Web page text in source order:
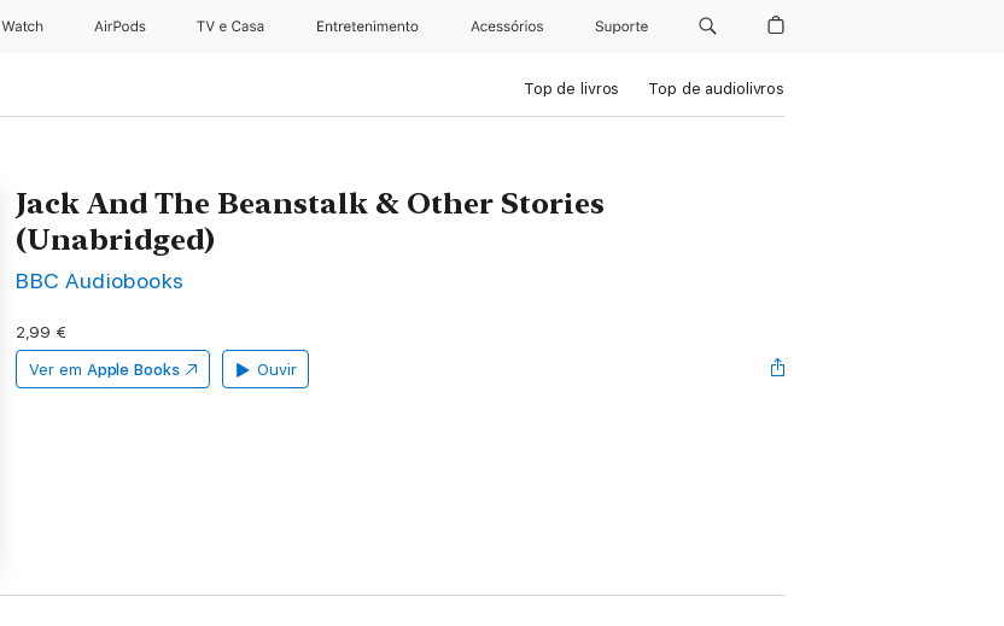
Watch AirPods TV e Casa Entretenimento Acessórios Suporte
Top de livros Top de audiolivros
Jack And The Beanstalk & Other Stories
(Unabridged)
BBC Audiobooks
2,99 €
Ver em Apple Books Ouvir